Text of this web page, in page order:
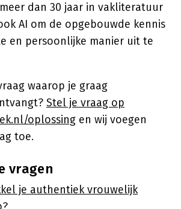
dan 30 jaar in vakliteratuur
AI om de opgebouwde kennis
en persoonlijke manier uit te
waarop je graag
Stel je vraag op
oplossing en wij voegen
toe.
vragen
je authentiek vrouwelijk